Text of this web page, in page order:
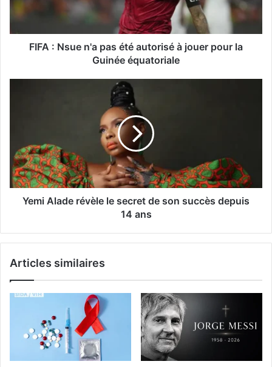
FIFA : Nsue n'a pas été autorisé à jouer pour la
Guinée équatoriale
Yemi Alade révèle le secret de son succès depuis
14 ans
Articles similaires